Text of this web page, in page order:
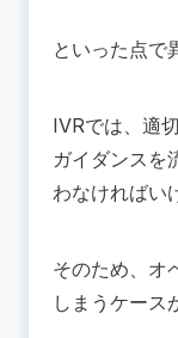
といった点で
IVRでは、適
ガイダンスを
わなければい
そのため、オ
しまうケース